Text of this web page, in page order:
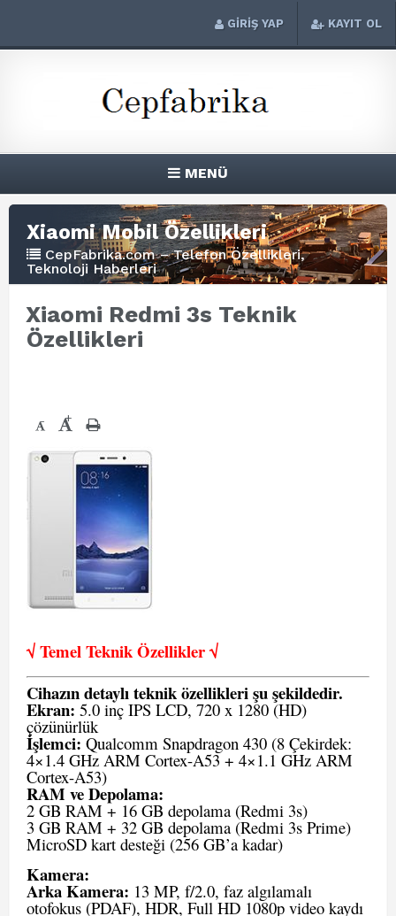
GİRİŞ YAP KAYIT OL
MENÜ
Xiaomi Mobil Özellikleri
CepFabrika.com – Telefon Özellikleri,
Teknoloji Haberleri
Xiaomi Redmi 3s Teknik
Özellikleri
- +
√ Temel Teknik Özellikler √
Cihazın detaylı teknik özellikleri şu şekildedir.
Ekran: 5.0 inç IPS LCD, 720 x 1280 (HD)
çözünürlük
İşlemci: Qualcomm Snapdragon 430 (8 Çekirdek:
4×1.4 GHz ARM Cortex-A53 + 4×1.1 GHz ARM
Cortex-A53)
RAM ve Depolama:
2 GB RAM + 16 GB depolama (Redmi 3s)
3 GB RAM + 32 GB depolama (Redmi 3s Prime)
MicroSD kart desteği (256 GB’a kadar)
Kamera:
Arka Kamera: 13 MP, f/2.0, faz algılamalı
otofokus (PDAF), HDR, Full HD 1080p video kaydı